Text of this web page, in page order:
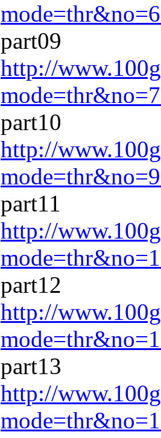
part09
http://
part10
http://
part11
http://
part12
http://
part13
http://